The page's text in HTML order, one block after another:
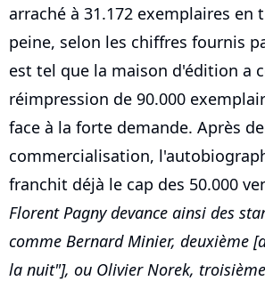
arraché à 31.172 exemplaires en
peine, selon les chiffres fournis
est tel que la maison d'édition a
réimpression de 90.000
face à la forte demande. Après
commercialisation,
franchit déjà le cap des 50.000
Florent Pagny devance ainsi des
comme Bernard Minier, deuxième
la nuit"], ou Olivier Norek,